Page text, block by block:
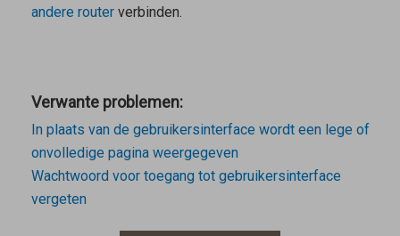
andere routerverbinden.
Verwante problemen:
In plaats van de gebruikersinterface wordt een lege of
onvolledige pagina weergegeven
Wachtwoord voor toegang tot gebruikersinterface
vergeten